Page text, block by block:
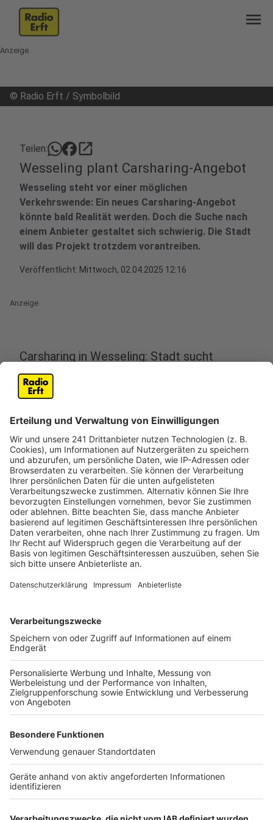
menu
Anzeige
© Radio Erft / Symbolbild
Teilen: open_in_new
Wesseling plant Carsharing-Angebot
Wesseling steht vor einer möglichen
Verkehrswende: Ein neues Carsharing-Angebot
könnte bald Realität werden. Doch die Suche nach
einem Anbieter gestaltet sich schwierig. Die Stadt
will das Projekt trotzdem vorantreiben.
Veröffentlicht: Mittwoch, 02.04.2025 12:16
Anzeige
Carsharing in Wesseling: Stadt sucht
Lösungen
Anzeige
Wesseling plant die Einführung eines Carsharing-
Angebots, um den Bürgern Mobilität ohne eigenes
Auto zu ermöglichen. Die Stadtverwaltung steht
jedoch vor der Herausforderung, einen Anbieter zu
finden, da nach ihren Angaben viele Unternehmen das
wirtschaftliche Risiko scheuen. Um das Projekt
dennoch zu realisieren, will die Stadt Fördermittel vom
Land beantragen und erhält dabei Unterstützung aus
der Politik. Der zuständige Ausschuss hat sich
einstimmig dafür ausgesprochen, den Förderantrag bis
Ende Juni bei der Kölner Bezirksregierung zu stellen.
sind zunächst vier zentrale Standorte für das
Carsharing, darunter der P+R-Parkplatz Wesseling-
Stadtbahn und der Dorfplatz Berzdorf.
Anzeige
Anzeige
Klinikreform bringt Veränderungen
Weitere Einschränkungen auf der A555
Probleme mit Zahlungsdiensten